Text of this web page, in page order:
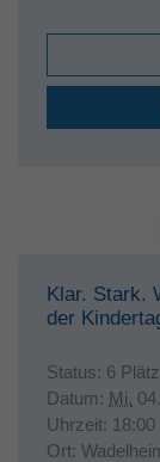
Klar. Stark.
der
Status: 6
Datum: Mi.
Uhrzeit:
Ort: